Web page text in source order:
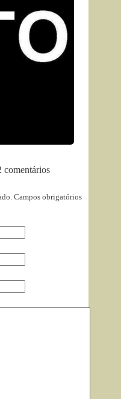
comentários
Campos obrigatórios